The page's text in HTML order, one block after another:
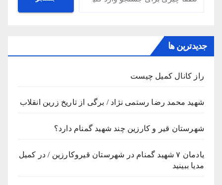
جدیدترین ها
راز کانال کمیل چیست
شهید محمد رضا رستمی نژاد / برگی از تاریخ زرین انقلاب
شهرستان قیر و کارزین چند شهید گمنام دارد؟
یادمان ۷ شهید گمنام در شهرستان قیروکارزین / در کمیل
مدیا ببینید